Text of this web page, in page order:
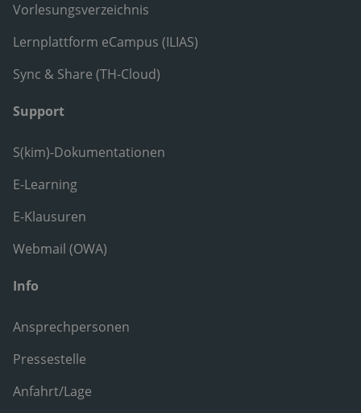
Vorlesungsverzeichnis
Lernplattform eCampus (ILIAS)
Sync & Share (TH-Cloud)
Support
S(kim)-Dokumentationen
E-Learning
E-Klausuren
Webmail (OWA)
Info
Ansprechpersonen
Pressestelle
Anfahrt/Lage